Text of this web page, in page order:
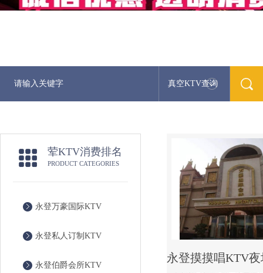
真空KTV查询
荤KTV消费排名
PRODUCT CATEGORIES
永登万豪国际KTV
永登私人订制KTV
永登伯爵会所KTV